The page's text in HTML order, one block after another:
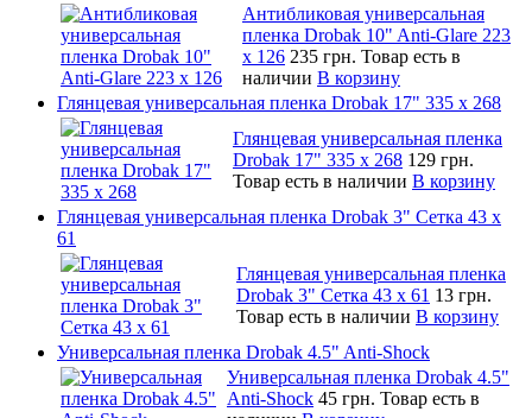
Антибликовая универсальная
пленка Drobak 10" Anti-Glare 223
x 126 235 грн. Товар есть в
наличии В корзину
Глянцевая универсальная пленка Drobak 17" 335 х 268
Глянцевая универсальная пленка
Drobak 17" 335 х 268 129 грн.
Товар есть в наличии В корзину
Глянцевая универсальная пленка Drobak 3" Сетка 43 x
61
Глянцевая универсальная пленка
Drobak 3" Сетка 43 x 61 13 грн.
Товар есть в наличии В корзину
Универсальная пленка Drobak 4.5" Anti-Shock
Универсальная пленка Drobak 4.5"
Anti-Shock 45 грн. Товар есть в